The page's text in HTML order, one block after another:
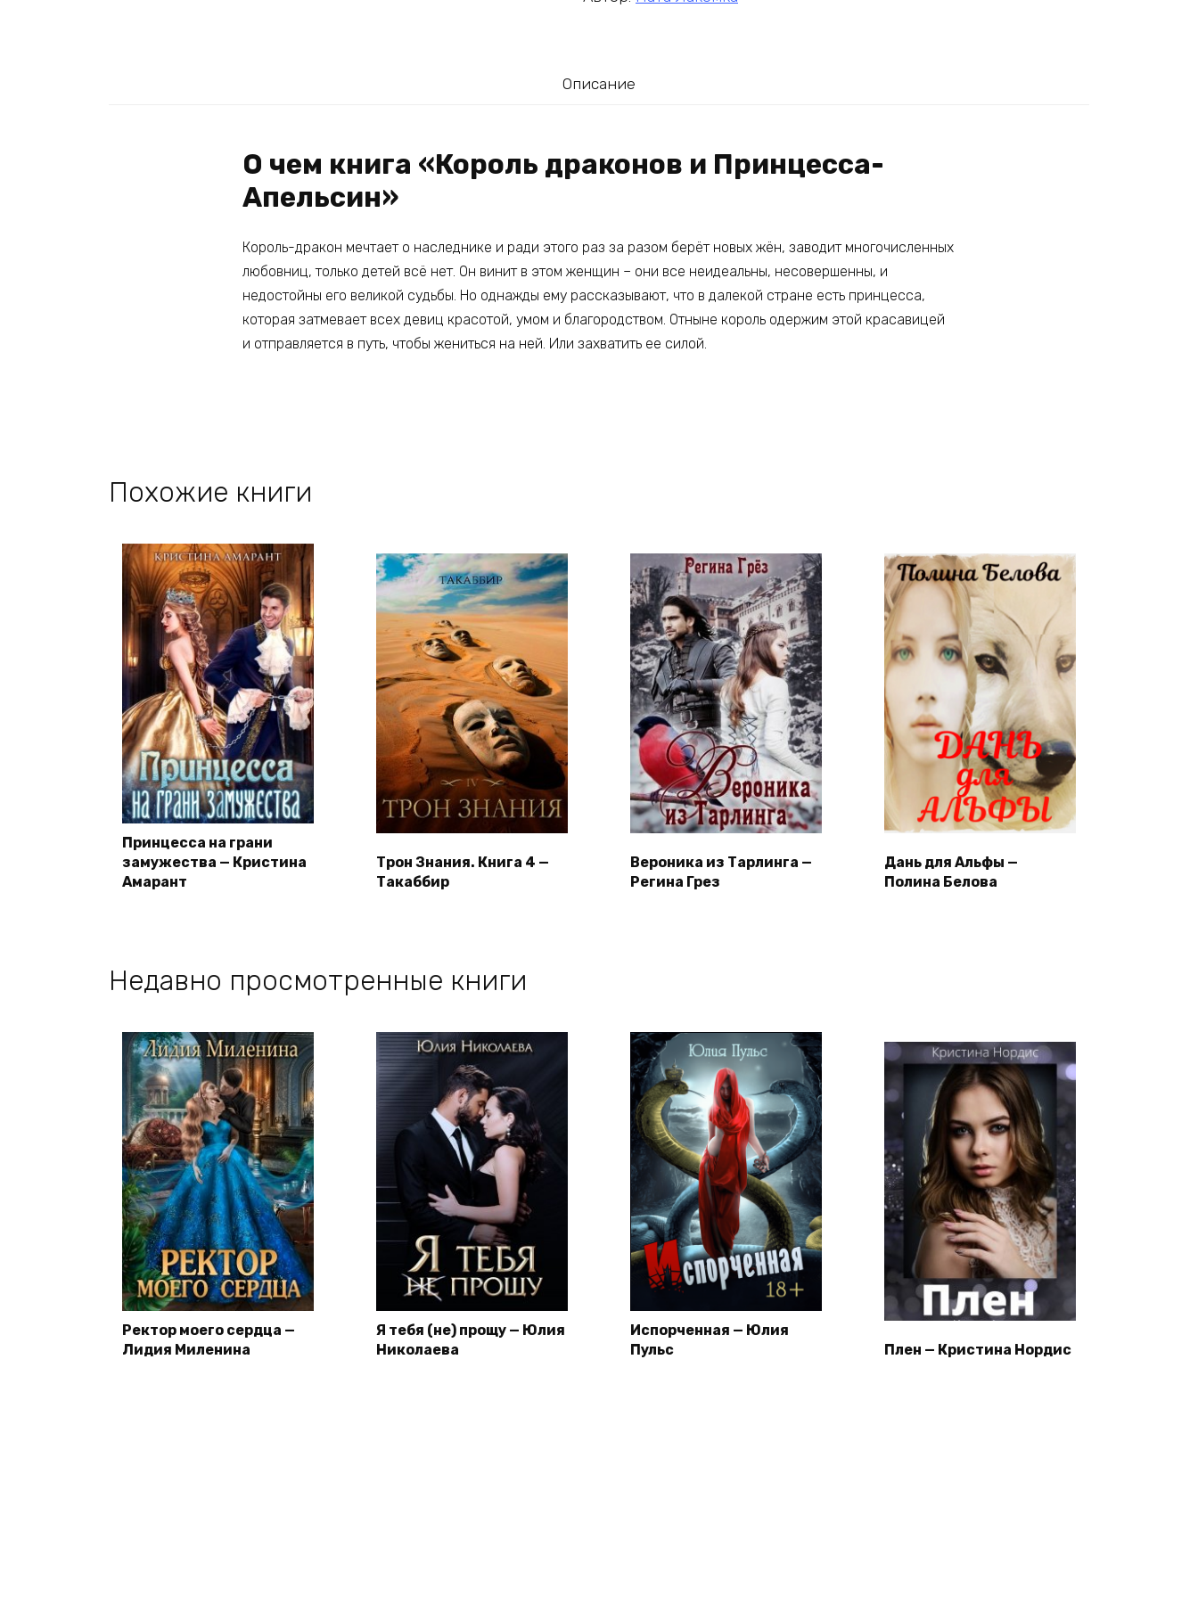
Описание
О чем книга «Король драконов и Принцесса-
Апельсин»
Король-дракон мечтает о наследнике и ради этого раз за разом берёт новых жён, заводит многочисленных
любовниц, только детей всё нет. Он винит в этом женщин – они все неидеальны, несовершенны, и
недостойны его великой судьбы. Но однажды ему рассказывают, что в далекой стране есть принцесса,
которая затмевает всех девиц красотой, умом и благородством. Отныне король одержим этой красавицей
и отправляется в путь, чтобы жениться на ней. Или захватить ее силой.
Похожие книги
Принцесса на грани
замужества — Кристина
Амарант
Трон Знания. Книга 4 —
Такаббир
Вероника из Тарлинга —
Регина Грез
Дань для Альфы —
Полина Белова
Недавно просмотренные книги
Ректор моего сердца —
Лидия Миленина
Я тебя (не) прощу — Юлия
Николаева
Испорченная — Юлия
Пульс
Плен — Кристина Нордис